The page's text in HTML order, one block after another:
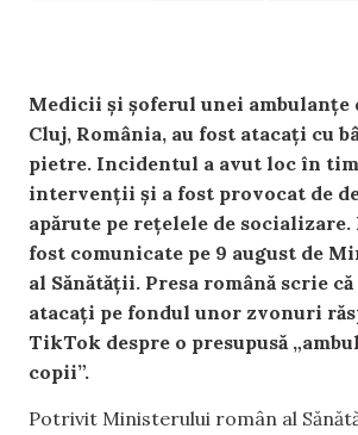
Medicii și șoferul unei ambulanțe
Cluj, România, au fost atacați cu
pietre. Incidentul a avut loc în
intervenții și a fost provocat de
apărute pe rețelele de
fost comunicate pe 9 august de
al Sănătății. Presa română scrie
atacați pe fondul unor zvonuri
TikTok despre o presupusă
copii”.
Potrivit Ministerului român al